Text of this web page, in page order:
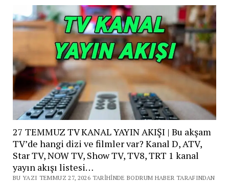
27 TEMMUZ TV KANAL YAYIN AKIŞI | Bu akşam
TV’de hangi dizi ve filmler var? Kanal D, ATV,
Star TV, NOW TV, Show TV, TV8, TRT 1 kanal
yayın akışı listesi…
BU YAZI TEMMUZ 27, 2026 TARIHINDE BODRUM HABER TARAFINDAN